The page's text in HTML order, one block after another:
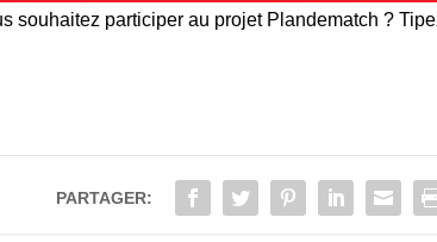
souhaitez participer au projet Plandematch ?
PARTAGER: